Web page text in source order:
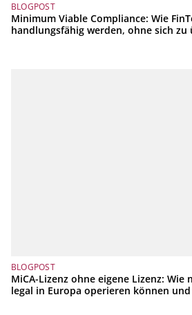
BLOGPOST
Minimum Viable Compliance: Wie
handlungsfähig werden, ohne sich
BLOGPOST
MiCA-Lizenz ohne eigene Lizenz: Wie
legal in Europa operieren können